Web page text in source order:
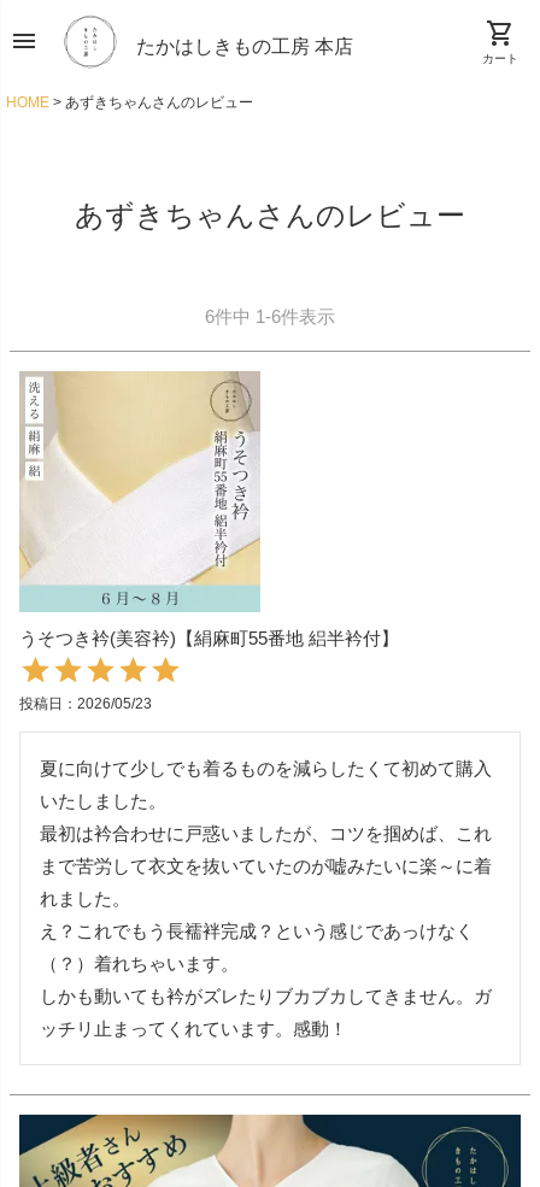
menu たかはしきもの工房 本店 shopping_cart
カート
HOME あずきちゃんさんのレビュー
あずきちゃんさんのレビュー
6件中 1-6件表示
うそつき衿(美容衿)【絹麻町55番地 絽半衿付】
投稿日 2026/05/23
夏に向けて少しでも着るものを減らしたくて初めて購入
いたしました。
最初は衿合わせに戸惑いましたが、コツを掴めば、これ
まで苦労して衣文を抜いていたのが嘘みたいに楽～に着
れました。
え？これでもう長襦袢完成？という感じであっけなく
（？）着れちゃいます。
しかも動いても衿がズレたりブカブカしてきません。ガ